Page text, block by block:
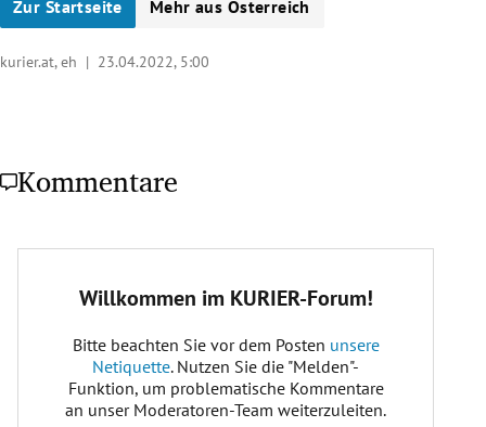
Zur Startseite Mehr aus Österreich
kurier.at, eh | 23.04.2022, 5:00
Kommentare